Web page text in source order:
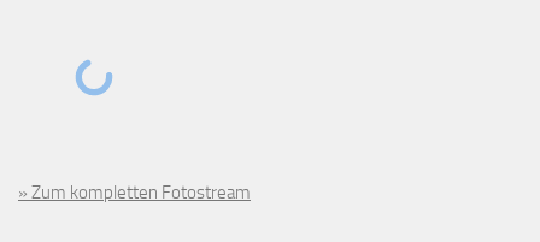
» Zum kompletten Fotostream